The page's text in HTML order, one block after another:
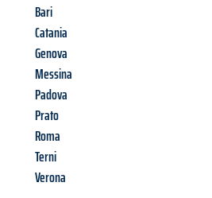
Bari
Catania
Genova
Messina
Padova
Prato
Roma
Terni
Verona